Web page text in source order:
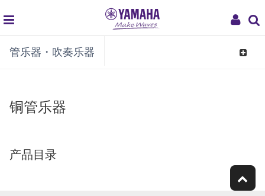
My
global
navigation
管乐器・吹奏乐器
Toggle
铜管乐器
产品目录